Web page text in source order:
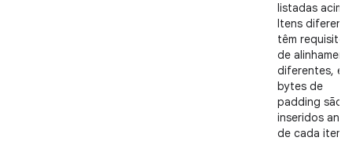
listadas
Itens
têm requisitos
de
diferentes, e
bytes de
padding são
inseridos
de cada item,